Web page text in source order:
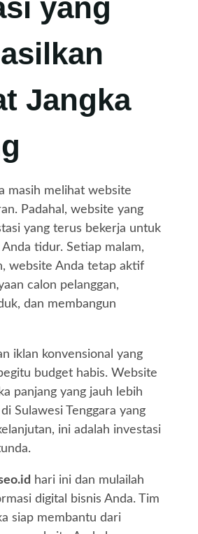
yang
Jangka
masih melihat website
Padahal, website yang
yang terus bekerja untuk
tidur. Setiap malam,
website Anda tetap aktif
calon pelanggan,
dan membangun
iklan konvensional yang
budget habis. Website
panjang yang jauh lebih
Sulawesi Tenggara yang
ini adalah investasi
hari ini dan mulailah
digital bisnis Anda. Tim
siap membantu dari